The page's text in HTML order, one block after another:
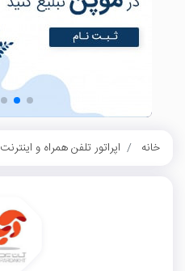
خانه اپراتور تلفن همراه و اینترنت